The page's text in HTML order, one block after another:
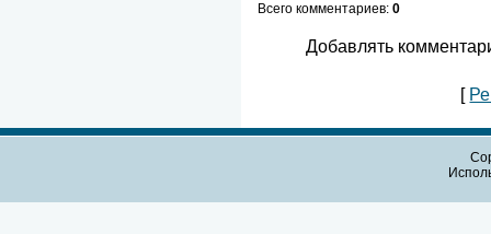
Всего комментариев: 0
Добавлять
[